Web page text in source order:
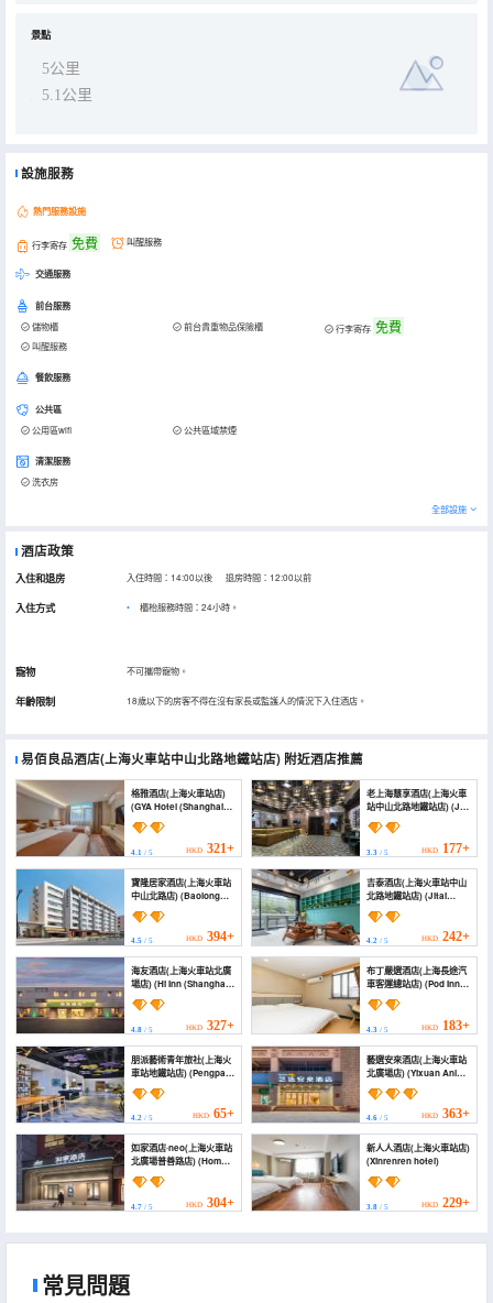
景點
5公里
5.1公里
設施服務
熱門服務設施
行李寄存 免費 叫醒服務
交通服務
前台服務
儲物櫃 前台貴重物品保險櫃 行李寄存 免費
叫醒服務
餐飲服務
公共區
公用區wifi 公共區域禁煙
清潔服務
洗衣房
全部設施
酒店政策
入住和退房 入住時間：14:00以後 退房時間：12:00以前
入住方式 櫃枱服務時間：24小時。
寵物 不可攜帶寵物。
年齡限制 18歲以下的房客不得在沒有家長或監護人的情況下入住酒店。
易佰良品酒店(上海火車站中山北路地鐵站店) 附近酒店推薦
格雅酒店(上海火車站店)
(GYA Hotel (Shanghai
Railway Station))
4.1 / 5 HKD 321+
老上海慧享酒店(上海火車
站中山北路地鐵站店) (J
VSPACE ART HOTEL)
3.3/ 5 HKD 177+
寶隆居家酒店(上海火車站
中山北路店) (Baolong
Homelike Hotel
(Shanghai Railway
Station Zhongshan
North Road))
4.5 / 5 HKD 394+
吉泰酒店(上海火車站中山
北路地鐵站店) (Jitai
Hotel (Zhongshan
North Road Metro
Station))
4.2/ 5 HKD 242+
海友酒店(上海火車站北廣
場店) (Hi Inn (Shanghai
Railway Station North
Square))
4.8 / 5 HKD 327+
布丁嚴選酒店(上海長途汽
車客運總站店) (Pod Inn
Yanxuan Hotel
(Shanghai Long-
Distance Bus
Terminal))
4.3/ 5 HKD 183+
朋派藝術青年旅社(上海火
車站地鐵站店) (Pengpai
Art Youth Hostel)
4.2 / 5 HKD 65+
藝選安來酒店(上海火車站
北廣場店) (Yixuan Anlai
Hotel)
4.6/ 5 HKD 363+
如家酒店·neo(上海火車站
北廣場普善路店) (Home
Inn (Shanghai Railway
Station North Square
Pushan Road))
4.7 / 5 HKD 304+
新人人酒店(上海火車站店)
(Xinrenren hotel)
3.8/ 5 HKD 229+
常見問題